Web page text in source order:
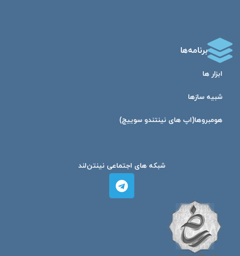
برنامه‌ها
ابزار ها
شبیه ساز‌ها
هومبرو‌ها(اپ های نینتندو سوییچ)
شبکه های اجتماعی نینتن‌لند